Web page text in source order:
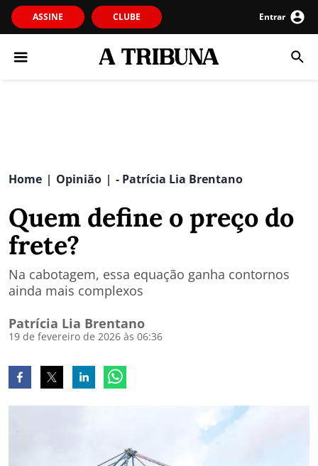
ASSINE CLUBE Entrar
Home | Opinião | - Patrícia Lia Brentano
Quem define o preço do
frete?
Na cabotagem, essa equação ganha contornos
ainda mais complexos
Patrícia Lia Brentano
19 de fevereiro de 2026 às 06:36